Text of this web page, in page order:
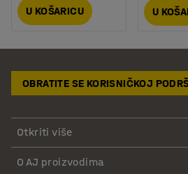
U KOŠARICU U
OBRATITE SE KORISNIČKOJ
Otkriti više
O AJ proizvodima